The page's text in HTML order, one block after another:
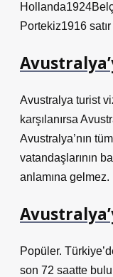
Portekiz1916
Avustralya turist
karşılanırsa
Avustralya’nın
vatandaşlarının
anlamına gelmez.
Popüler.
son 72 saatte